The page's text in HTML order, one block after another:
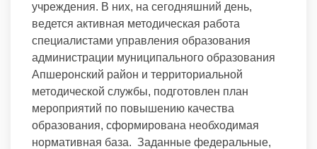
учреждения. В них, на сегодняшний день,
ведется активная методическая работа
специалистами управления образования
администрации муниципального образования
Апшеронский район и территориальной
методической службы, подготовлен план
мероприятий по повышению качества
образования, сформирована необходимая
нормативная база. Заданные федеральные,